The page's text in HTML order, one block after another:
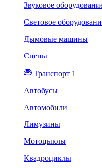
Звуковое
Световое
Дымовые машины
Сцены
Транспорт 1
Автобусы
Автомобили
Лимузины
Мотоцыклы
Квадроциклы